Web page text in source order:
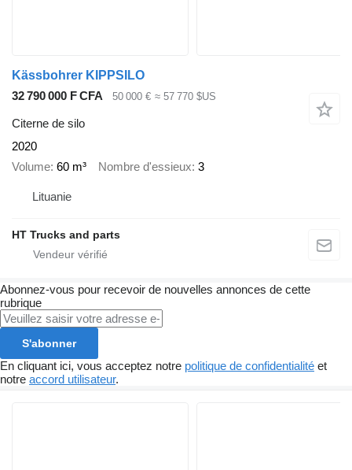
Kässbohrer KIPPSILO
32 790 000 F CFA
50 000 € ≈ 57 770 $US
Citerne de silo
2020
Volume 60 m³ Nombre d'essieux 3
Lituanie
HT Trucks and parts
Abonnez-vous pour recevoir de nouvelles annonces de cette
rubrique
S'abonner
En cliquant ici, vous acceptez notre politique de confidentialité et
notre accord utilisateur.